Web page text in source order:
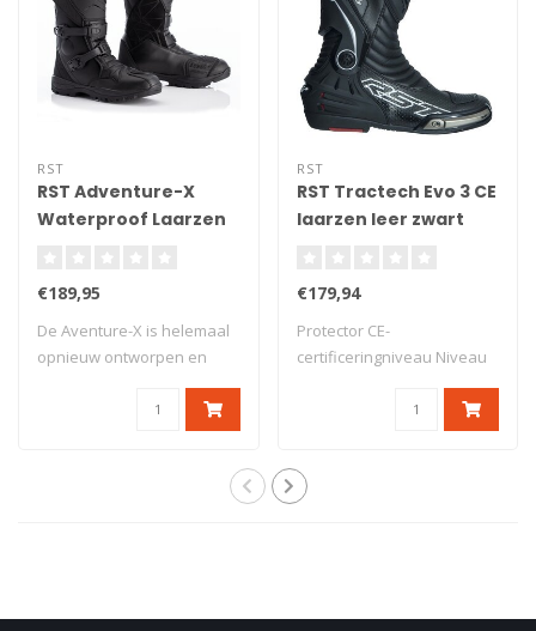
RST
RST Adventure-X
Waterproof Laarzen
€189,95
De Aventure-X is helemaal
opnieuw ontworpen en
RST
RST Tractech Evo 3 CE
laarzen leer zwart
€179,94
Protector CE-
certificeringniveau Niveau
2/2/1 Hielbeschermin..